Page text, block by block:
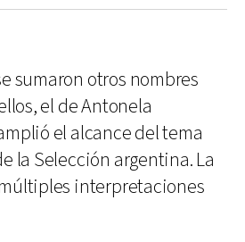
sumaron otros nombres
el de Antonela
el alcance del tema
la Selección argentina. La
interpretaciones